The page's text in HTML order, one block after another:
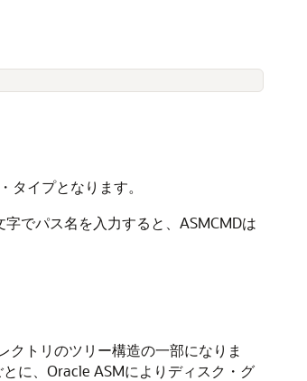
タイプとなります。
でパス名を入力すると、ASMCMDは
トリのツリー構造の一部になりま
に、Oracle ASMによりディスク・グ